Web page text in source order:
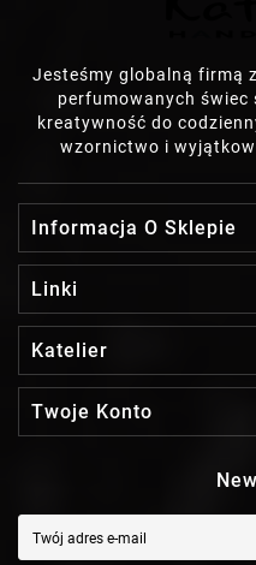
Jesteśmy globalną firmą
perfumowanych świec
kreatywność do
wzornictwo i
Informacja O Sklepie
Linki
Katelier
Twoje Konto